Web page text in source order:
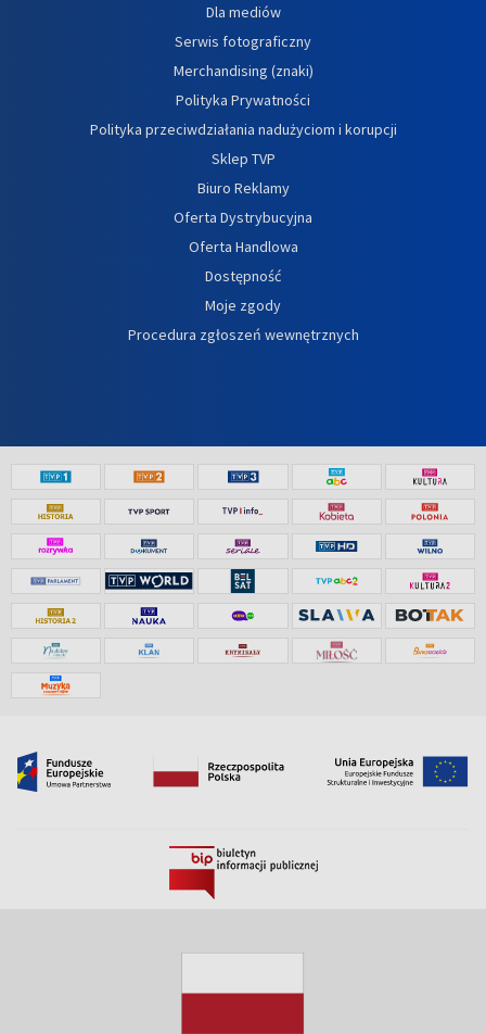
Dla mediów
Serwis fotograficzny
Merchandising (znaki)
Polityka Prywatności
Polityka przeciwdziałania nadużyciom i korupcji
Sklep TVP
Biuro Reklamy
Oferta Dystrybucyjna
Oferta Handlowa
Dostępność
Moje zgody
Procedura zgłoszeń wewnętrznych